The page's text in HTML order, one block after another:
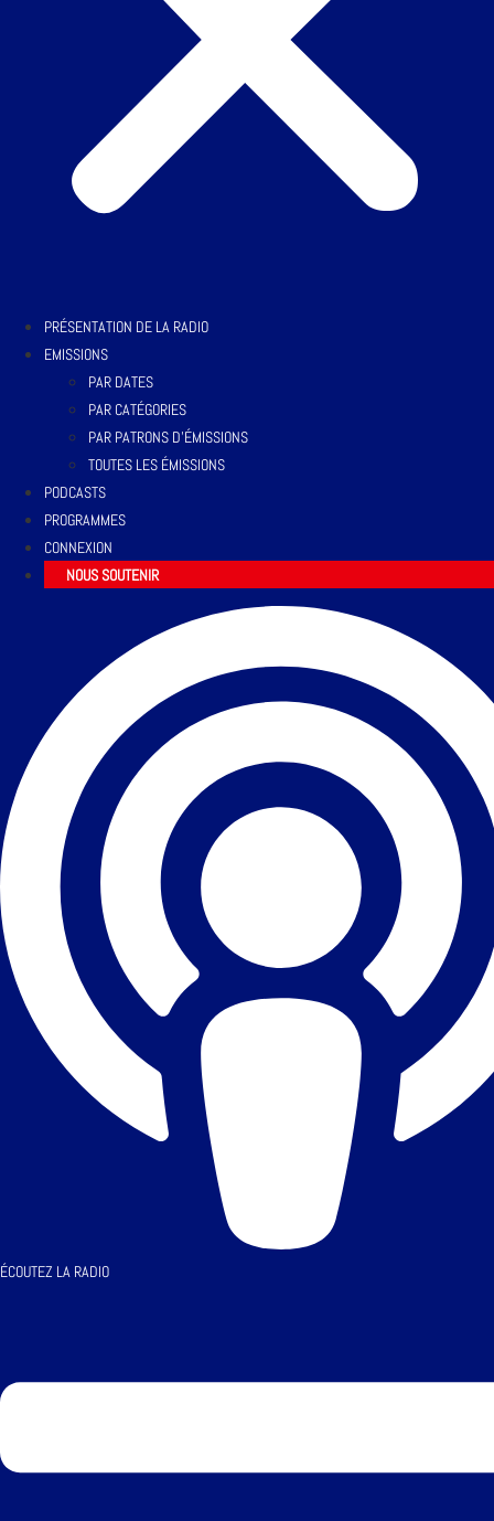
PRÉSENTATION DE LA RADIO
EMISSIONS
PAR DATES
PAR CATÉGORIES
PAR PATRONS D’ÉMISSIONS
TOUTES LES ÉMISSIONS
PODCASTS
PROGRAMMES
CONNEXION
NOUS SOUTENIR
ÉCOUTEZ LA RADIO